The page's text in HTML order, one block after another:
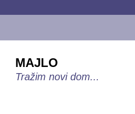
MAJLO
Tražim novi dom...